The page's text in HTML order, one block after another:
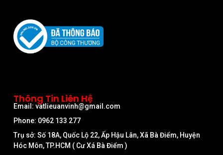
Thông Tin Liên Hệ
Email: vatlieuanvinh@gmail.com
Phone: 0962 133 277
Trụ sở: Số 18A, Quốc Lộ 22, Ấp Hậu Lân, Xã Bà Điểm, Huyện
Hóc Môn, TP.HCM ( Cư Xá Bà Điểm )